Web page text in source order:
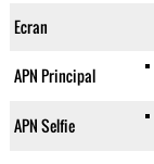
Ecran
APN Principal
APN Selfie